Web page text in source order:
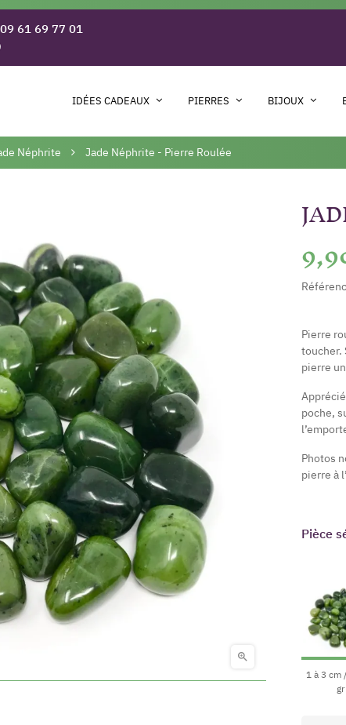
09 61 69 77 01
IDÉES CADEAUX PIERRES BIJOUX
Néphrite Jade Néphrite - Pierre Roulée

Pierre
toucher.
pierre
poche,
Photos
pierre à
Pièce
1 à 3 cm
gr